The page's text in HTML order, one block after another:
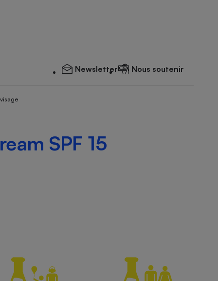
Newsletter Nous soutenir
SPF 15